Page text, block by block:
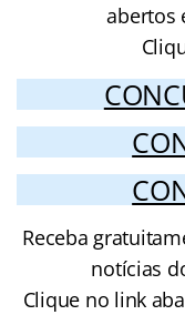
abertos
Receba
notícias
Clique no link